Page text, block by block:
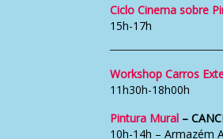
Ciclo Cinema sobre
15h-17h
Workshop Carros
11h30h-18h00h
Pintura Mural –
10h-14h – Armazém